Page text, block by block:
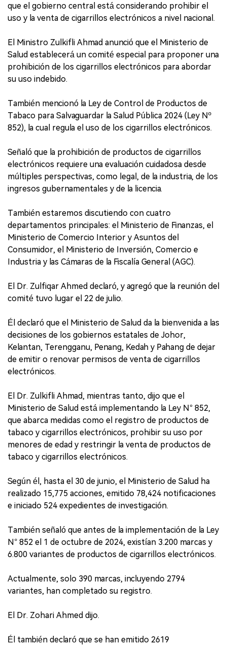
que el gobierno central está considerando prohibir el
uso y la venta de cigarrillos electrónicos a nivel nacional.
El Ministro Zulkifli Ahmad anunció que el Ministerio de
Salud establecerá un comité especial para proponer una
prohibición de los cigarrillos electrónicos para abordar
su uso indebido.
También mencionó la Ley de Control de Productos de
Tabaco para Salvaguardar la Salud Pública 2024 (Ley Nº
852), la cual regula el uso de los cigarrillos electrónicos.
Señaló que la prohibición de productos de cigarrillos
electrónicos requiere una evaluación cuidadosa desde
múltiples perspectivas, como legal, de la industria, de los
ingresos gubernamentales y de la licencia.
También estaremos discutiendo con cuatro
departamentos principales: el Ministerio de Finanzas, el
Ministerio de Comercio Interior y Asuntos del
Consumidor, el Ministerio de Inversión, Comercio e
Industria y las Cámaras de la Fiscalía General (AGC).
El Dr. Zulfiqar Ahmed declaró, y agregó que la reunión del
comité tuvo lugar el 22 de julio.
Él declaró que el Ministerio de Salud da la bienvenida a las
decisiones de los gobiernos estatales de Johor,
Kelantan, Terengganu, Penang, Kedah y Pahang de dejar
de emitir o renovar permisos de venta de cigarrillos
electrónicos.
El Dr. Zulkifli Ahmad, mientras tanto, dijo que el
Ministerio de Salud está implementando la Ley N° 852,
que abarca medidas como el registro de productos de
tabaco y cigarrillos electrónicos, prohibir su uso por
menores de edad y restringir la venta de productos de
tabaco y cigarrillos electrónicos.
Según él, hasta el 30 de junio, el Ministerio de Salud ha
realizado 15,775 acciones, emitido 78,424 notificaciones
e iniciado 524 expedientes de investigación.
También señaló que antes de la implementación de la Ley
N° 852 el 1 de octubre de 2024, existían 3.200 marcas y
6.800 variantes de productos de cigarrillos electrónicos.
Actualmente, solo 390 marcas, incluyendo 2794
variantes, han completado su registro.
El Dr. Zohari Ahmed dijo.
Él también declaró que se han emitido 2619